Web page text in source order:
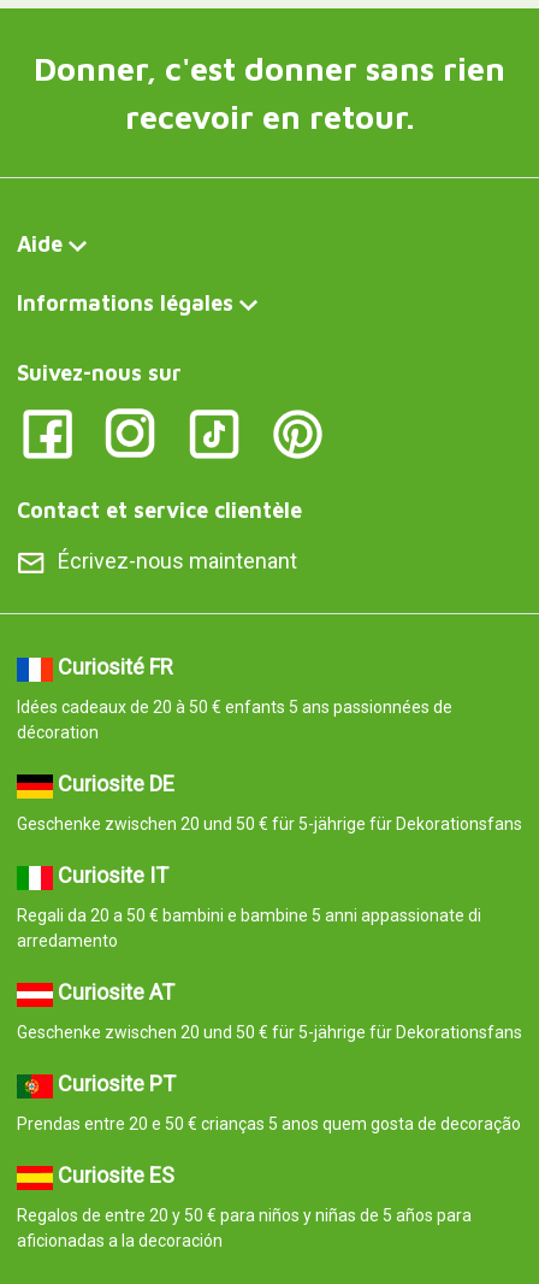
Donner, c'est donner sans rien
recevoir en retour.
Aide
Informations légales
Suivez-nous sur
Contact et service clientèle
Écrivez-nous maintenant
Curiosité FR
Idées cadeaux de 20 à 50 € enfants 5 ans passionnées de
décoration
Curiosite DE
Geschenke zwischen 20 und 50 € für 5-jährige für Dekorationsfans
Curiosite IT
Regali da 20 a 50 € bambini e bambine 5 anni appassionate di
arredamento
Curiosite AT
Geschenke zwischen 20 und 50 € für 5-jährige für Dekorationsfans
Curiosite PT
Prendas entre 20 e 50 € crianças 5 anos quem gosta de decoração
Curiosite ES
Regalos de entre 20 y 50 € para niños y niñas de 5 años para
aficionadas a la decoración